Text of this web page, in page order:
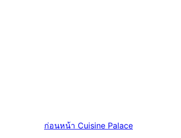
ก่อนหน้า Cuisine Palace